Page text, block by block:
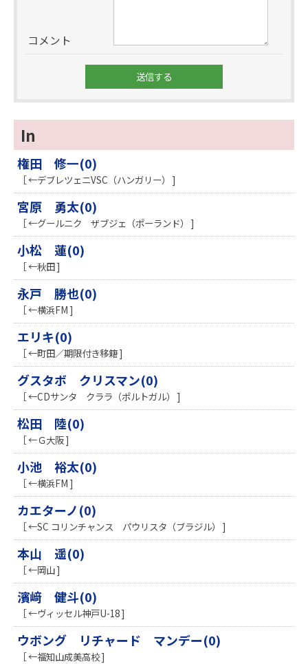
コメント
In
権田 修一(0)
［ ←デブレツェニVSC（ハンガリー） ]
宮原 勇太(0)
［ ←グールニク ザブジェ（ポーランド） ]
小松 蓮(0)
［ ←秋田 ]
永戸 勝也(0)
［ ←横浜FM ]
エリキ(0)
［ ←町田／期限付き移籍 ]
グスタボ クリスマン(0)
［ ←CDサンタ クララ（ポルトガル） ]
松田 陸(0)
［ ←Ｇ大阪 ]
小池 裕太(0)
［ ←横浜FM ]
カエターノ(0)
［ ←SC コリンチャンス パウリスタ（ブラジル） ]
本山 遥(0)
［ ←岡山 ]
濱﨑 健斗(0)
［ ←ヴィッセル神戸U-18 ]
ウボング リチャード マンデー(0)
［ ←福知山成美高校 ]